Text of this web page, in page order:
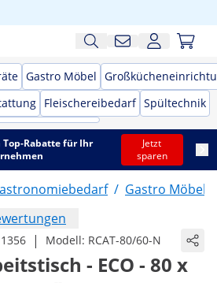
Gastro Möbel
Fleischereibedarf Spültechnik
Top-Rabatte für Ihr
Jetzt
sparen
/ Gastro Möbel
| Modell: RCAT-80/60-N
- ECO - 80 x